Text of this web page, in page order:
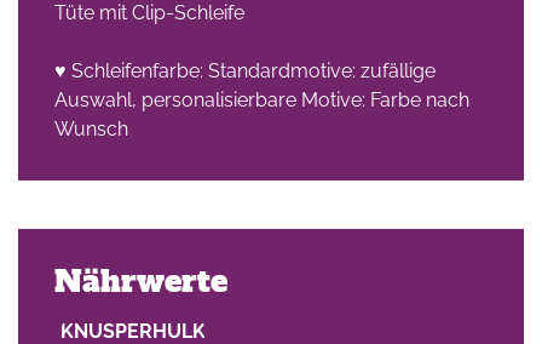
Tüte mit Clip-Schleife
♥ Schleifenfarbe: Standardmotive: zufällige
Auswahl, personalisierbare Motive: Farbe nach
Wunsch
Nährwerte
KNUSPERHULK